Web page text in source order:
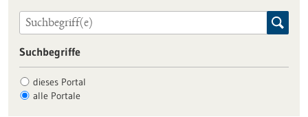
Suchbegriffe
dieses Portal
alle Portale